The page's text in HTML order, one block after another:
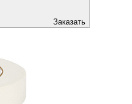
Заказать